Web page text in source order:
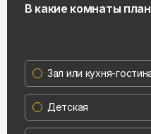
В какие комнаты
Зал или кухня-
Детская